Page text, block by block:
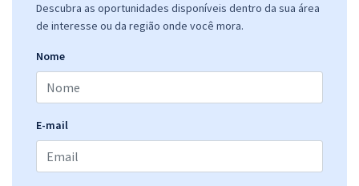
Comprar
CLDF - Câmara Legislativa do DF - Cargo: Técnico Legislativo -
R$ 327,92à vista
Economize R$ 81,98 (-20%)
Descubra as oportunidades disponíveis dentro da sua área
de interesse ou da região onde você mora.
Nome
E-mail